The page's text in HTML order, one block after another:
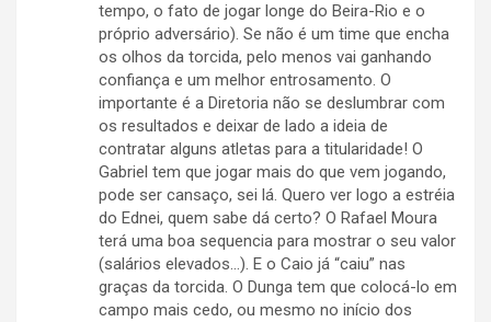
tempo, o fato de jogar longe do Beira-Rio e o
próprio adversário). Se não é um time que encha
os olhos da torcida, pelo menos vai ganhando
confiança e um melhor entrosamento. O
importante é a Diretoria não se deslumbrar com
os resultados e deixar de lado a ideia de
contratar alguns atletas para a titularidade! O
Gabriel tem que jogar mais do que vem jogando,
pode ser cansaço, sei lá. Quero ver logo a estréia
do Ednei, quem sabe dá certo? O Rafael Moura
terá uma boa sequencia para mostrar o seu valor
(salários elevados…). E o Caio já “caiu” nas
graças da torcida. O Dunga tem que colocá-lo em
campo mais cedo, ou mesmo no início dos